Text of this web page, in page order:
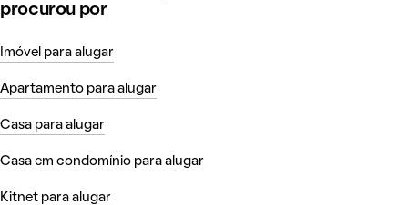
procurou por
Imóvel para alugar
Apartamento para alugar
Casa para alugar
Casa em condomínio para alugar
Kitnet para alugar